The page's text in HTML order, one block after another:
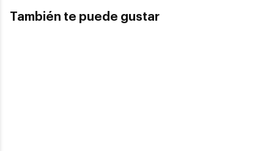
También te puede gustar